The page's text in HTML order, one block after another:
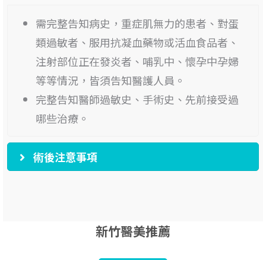
需完整告知病史，重症肌無力的患者、對蛋
類過敏者、服用抗凝血藥物或活血食品者、
注射部位正在發炎者、哺乳中、懷孕中孕婦
等等情況，皆須告知醫護人員。
完整告知醫師過敏史、手術史、先前接受過
哪些治療。
術後注意事項
新竹醫美推薦